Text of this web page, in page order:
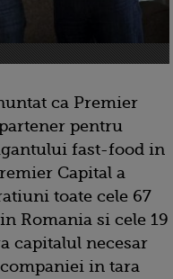
ca Premier
pentru
fast-food in
Capital a
toate cele 67
Romania si cele 19
capitalul necesar
in tara